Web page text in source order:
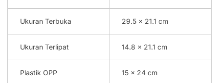
Ukuran Terbuka 29.5 x 21.1 cm
Ukuran Terlipat 14.8 x 21.1 cm
Plastik OPP 15 x 24 cm